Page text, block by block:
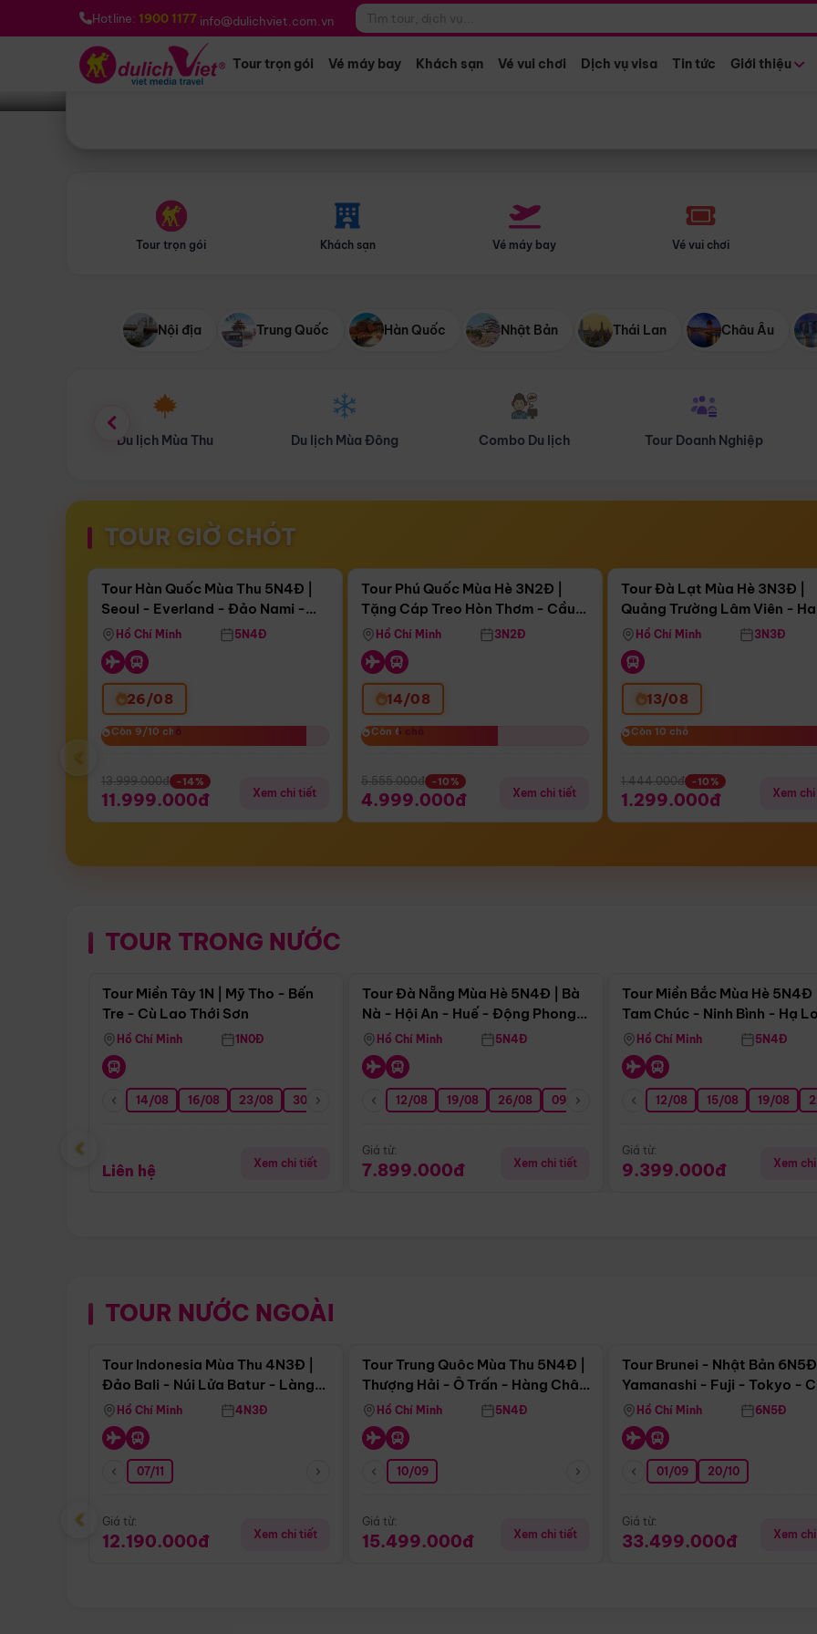
Hotline: 1900 1177 info@dulichviet.com.vn
Tour trọn gói Vé máy bay Khách sạn Vé vui chơi Dịch vụ visa Tin tức Giới thiệu
Bạn muốn đi đâu? *
Tour trọn gói Khách sạn Vé máy bay Vé vui chơi
Nội địa Trung Quốc Hàn Quốc Nhật Bản Thái Lan Châu Âu
Du lịch Mùa Đông Combo Du lịch Tour Doanh Nghiệp Du lịch Hành Hương
TOUR GIỜ CHÓT
Còn16 ngày 13:10:04
Bay Sun Phuquoc Airways
Điểm nổi bật
Tour Hàn Quốc Mùa Thu 5N4Đ |
Seoul - Everland - Đảo Nami -
Tháp Namsan (Bay Sun Phuquoc
Airways)
Hồ Chí Minh 5N4Đ
26/08
Còn 9/10 chỗ
Còn 9/10 chỗ
13.999.000đ -14%
11.999.000đ Xem chi tiết
Còn04 ngày 13:10:04
Tặng Cáp Treo Hòn Thơm
Tour Phú Quốc Mùa Hè 3N2Đ |
Tặng Cáp Treo Hòn Thơm - Cầu
Hôn - Công Viên Nước Aquatopia
Hồ Chí Minh 3N2Đ
14/08
Còn 6 chỗ
Còn 6 chỗ
5.555.000đ -10%
4.999.000đ Xem chi tiết
Còn03 ngày 13:10:04
Tour Đà Lạt Mùa Hè 3N3Đ |
Quảng Trường Lâm Viên -
Hill - Puppy Farm
Hồ Chí Minh 3N3Đ
13/08
Còn 10 chỗ
Còn 10 chỗ
1.444.000đ -10%
1.299.000đ Xem
‹
TOUR TRONG NƯỚC
Điểm nổi bật
Tour Miền Tây 1N | Mỹ Tho - Bến
Tre - Cù Lao Thới Sơn
Hồ Chí Minh 1N0Đ
14/08 16/08 23/08 30/08 06/09 13/09 20/09 27/09
Liên hệ Xem chi tiết
Tour Đà Nẵng Mùa Hè 5N4Đ | Bà
Nà - Hội An - Huế - Động Phong
NhaHồ Chí Minh 5N4Đ
12/08 19/08 26/08 09/09 16/09 23/09 30/09 07/10
Giá từ:
7.899.000đ Xem chi tiết
Tour Miền Bắc Mùa Hè 5N4Đ |
Tam Chúc - Ninh Bình - Hạ
Hồ Chí Minh 5N4Đ
12/08 15/08 19/08
Giá từ:
9.399.000đ Xem
‹
TOUR NƯỚC NGOÀI
Điểm nổi bật
Tour Indonesia Mùa Thu 4N3Đ |
Đảo Bali - Núi Lửa Batur - Làng
Penglipuran
Hồ Chí Minh 4N3Đ
07/11
Giá từ:
12.190.000đ Xem chi tiết
Tour Trung Quôc Mùa Thu 5N4Đ |
Thượng Hải - Ô Trấn - Hàng Châu
(Tour Không Shopping)
Hồ Chí Minh 5N4Đ
10/09
Giá từ:
15.499.000đ Xem chi tiết
Tour Brunei - Nhật Bản 6N5Đ |
Yamanashi - Fuji - Tokyo -
- Freeday
Hồ Chí Minh 6N5Đ
01/09 20/10
Giá từ:
33.499.000đ Xem
‹